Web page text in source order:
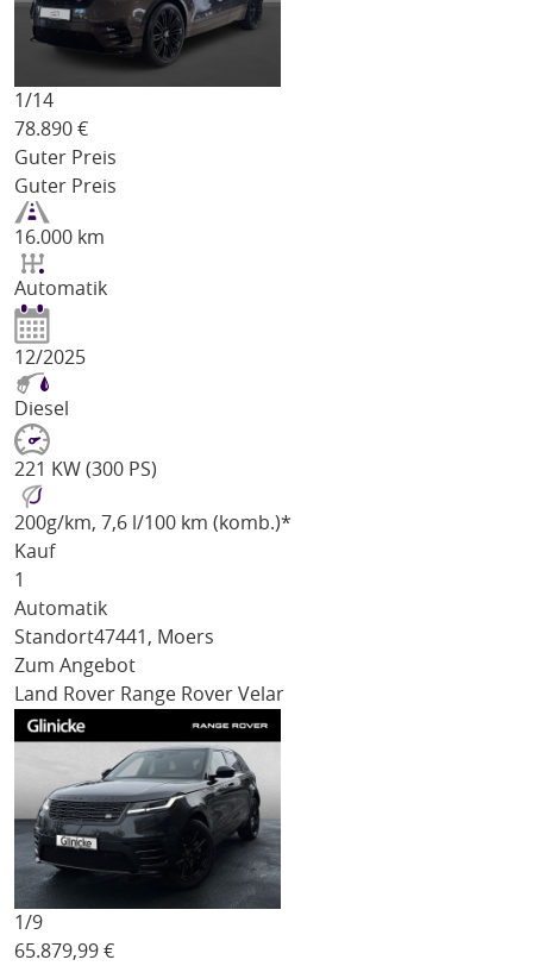
1/14
78.890 €
Guter Preis
Guter Preis
16.000 km
Automatik
12/2025
Diesel
221 KW (300 PS)
200g/km, 7,6 l/100 km (komb.)*
Kauf
1
Automatik
Standort47441, Moers
Zum Angebot
Land Rover Range Rover Velar
1/9
65.879,99 €